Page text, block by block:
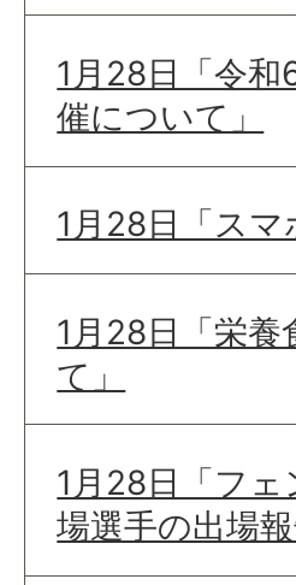
1月28日「令
催について」
1月28日「ス
1月28日「栄
て」
1月28日「フ
場選手の出場